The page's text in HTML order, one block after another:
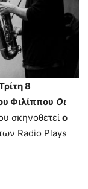
8
Φιλίππου Οι
σκηνοθετεί ο
Radio Plays